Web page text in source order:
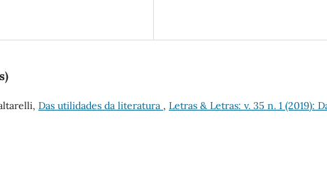
Das utilidades da literatura , Letras & Letras: v. 35 n. 1 (2019):